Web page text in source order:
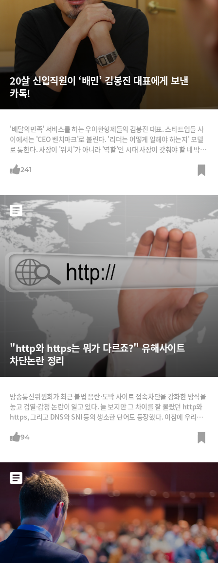
20살 신입직원이 ‘배민’ 김봉진 대표에게 보낸
카톡!
'배달의민족' 서비스를 하는 우아한형제들의 김봉진 대표. 스타트업들 사
이에서는 'CEO 벤치마크'로 불린다. '리더는 어떻게 일해야 하는지' 모델
로 통한다. 사장이 '위치'가 아니라 '역할'인 시대 사장이 갖춰야 할 네 박자
보장하지만 성과도 칼같이 챙긴다. 재미있게 일한다. 직원들이 딴 짓 할 때
라
241
"http와 https는 뭐가 다르죠?" 유해사이트
차단논란 정리
방송통신위원회가 최근 불법 음란·도박 사이트 접속차단을 강화한 방식을
놓고 검열·감청 논란이 일고 있다. 늘 보지만 그 차이를 잘 몰랐던 http와
https, 그리고 DNS와 SNI 등의 생소한 단어도 등장했다. 이참에 우리가
원리. 티타임즈에 접속한다고 해보자. PC나 스마트폰으로 인터넷 익스플
94